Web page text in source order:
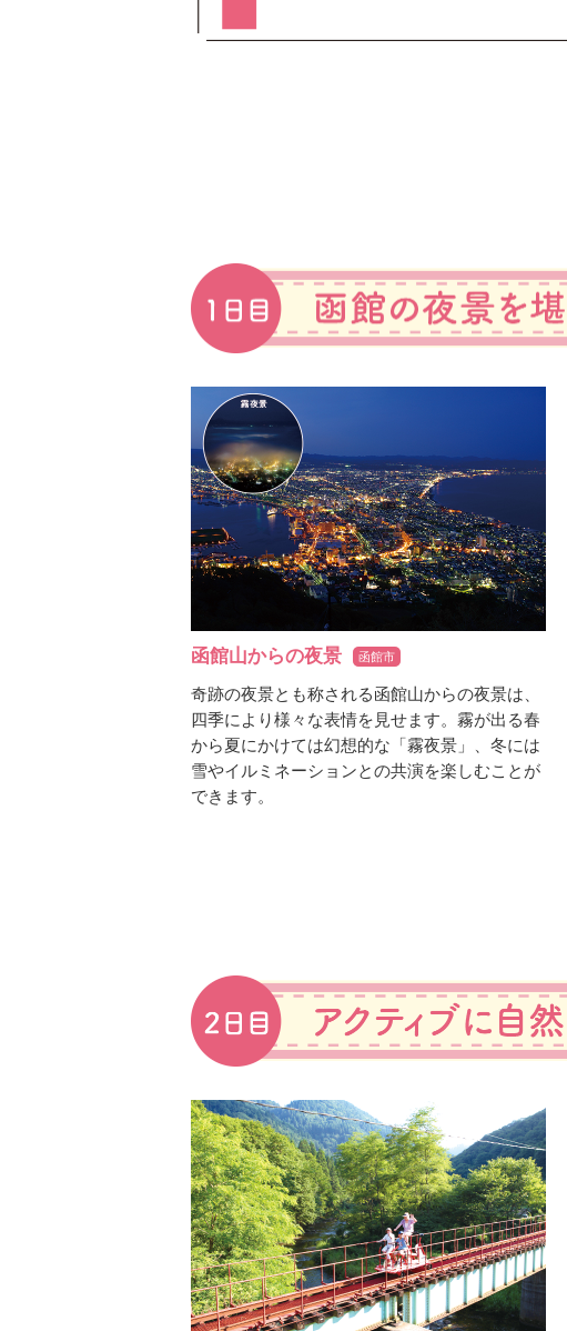
函館山からの夜景 函館市
奇跡の夜景とも称される函館山からの夜景は、
四季により様々な表情を見せます。霧が出る春
から夏にかけては幻想的な「霧夜景」、冬には
雪やイルミネーションとの共演を楽しむことが
できます。